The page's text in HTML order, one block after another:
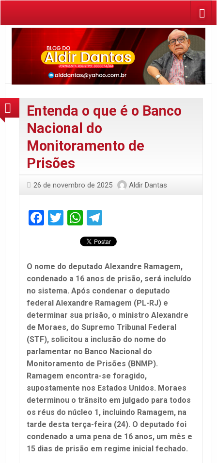
Entenda o que é o Banco
Nacional do
Monitoramento de
Prisões
26 de novembro de 2025 Aldir Dantas
Facebook
TwitterWhatsApp
O nome do deputado Alexandre Ramagem,
condenado a 16 anos de prisão, será incluído
no sistema. Após condenar o deputado
federal Alexandre Ramagem (PL-RJ) e
determinar sua prisão, o ministro Alexandre
de Moraes, do Supremo Tribunal Federal
(STF), solicitou a inclusão do nome do
parlamentar no Banco Nacional do
Monitoramento de Prisões (BNMP).
Ramagem encontra-se foragido,
supostamente nos Estados Unidos. Moraes
determinou o trânsito em julgado para todos
os réus do núcleo 1, incluindo Ramagem, na
tarde desta terça-feira (24). O deputado foi
condenado a uma pena de 16 anos, um mês e
15 dias de prisão em regime inicial fechado.